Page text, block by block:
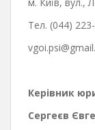
Тел. (044)
Керівник
Сергеєв